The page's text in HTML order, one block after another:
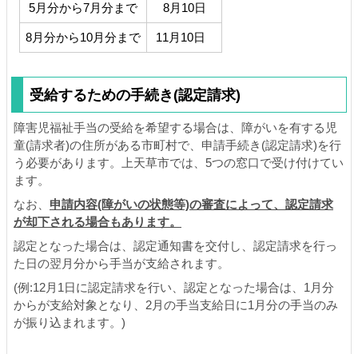
5月分から7月分まで 8月10日
8月分から10月分まで 11月10日
受給するための手続き(認定請求)
障害児福祉手当の受給を希望する場合は、障がいを有する児
童(請求者)の住所がある市町村で、申請手続き(認定請求)を行
う必要があります。上天草市では、5つの窓口で受け付けてい
ます。
なお、 申請内容(障がいの状態等)の審査によって、認定請求
が却下される場合もあります。
認定となった場合は、認定通知書を交付し、認定請求を行っ
た日の翌月分から手当が支給されます。
(例:12月1日に認定請求を行い、認定となった場合は、1月分
からが支給対象となり、2月の手当支給日に1月分の手当のみ
が振り込まれます。)